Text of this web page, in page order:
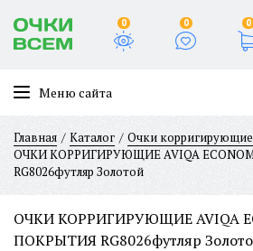
0 0 0
Меню сайта
Главная Каталог
Очки корригирующие
ОЧКИ КОРРИГИРУЮЩИЕ AVIQA
RG8026футляр Золотой
ОЧКИ КОРРИГИРУЮЩИЕ AVIQA
ПОКРЫТИЯ RG8026футляр